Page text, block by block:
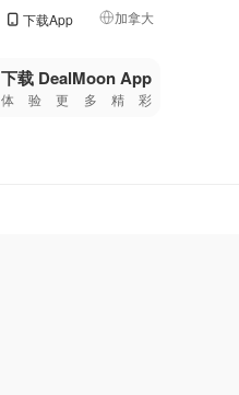
下载App 加拿大
🇺🇸
美国
🇨🇳中国
下载 DealMoon App
体验更多精彩